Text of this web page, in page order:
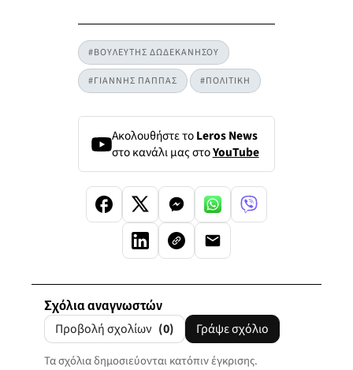
#ΒΟΥΛΕΥΤΗΣ ΔΩΔΕΚΑΝΗΣΟΥ
#ΓΙΑΝΝΗΣ ΠΑΠΠΑΣ #ΠΟΛΙΤΙΚΗ
Ακολουθήστε τοLeros News
στο κανάλι μας στοYouTube
Σχόλια αναγνωστών
Προβολή σχολίων (0) Γράψε σχόλιο
Τα σχόλια δημοσιεύονται κατόπιν έγκρισης.